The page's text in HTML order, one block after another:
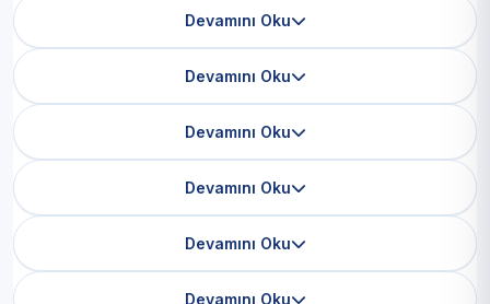
Devamını Oku
Devamını Oku
Devamını Oku
Devamını Oku
Devamını Oku
Devamını Oku